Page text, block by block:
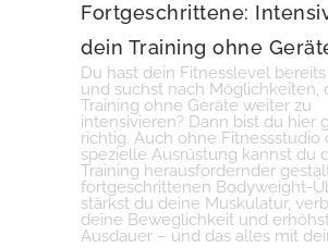
Fortgeschrittene:
dein Training ohne
Du hast dein Fitnesslevel
und suchst nach Möglichkeiten,
Training ohne Geräte weiter zu
intensivieren? Dann bist du hier
richtig. Auch ohne Fitnessstudio
spezielle Ausrüstung kannst du
Training herausfordernder
fortgeschrittenen Bodyweight-
stärkst du deine Muskulatur,
deine Beweglichkeit und
Ausdauer – und das alles mit